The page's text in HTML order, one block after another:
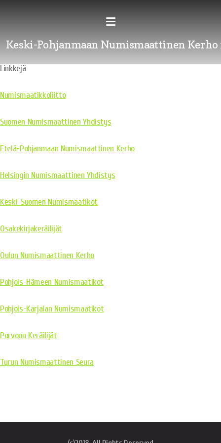
Keski-Pohjanmaan Numismaattinen
Linkkejä
Numismaatikkoliitto
Suomen Numismaattinen Yhdistys
Etelä-Pohjanmaan Numismaattinen Kerho
Helsingin Numismaattinen Yhdistys
Keski-Suomen Numismaatikot
Osakekirjakeräilijät
Oulun Numismaattinen Kerho
Pohjois-Hämeen Numismaatikot
Pohjois-Karjalan Numismaatikot
Porvoon Keräilijät
Turun Numismaattinen Seura